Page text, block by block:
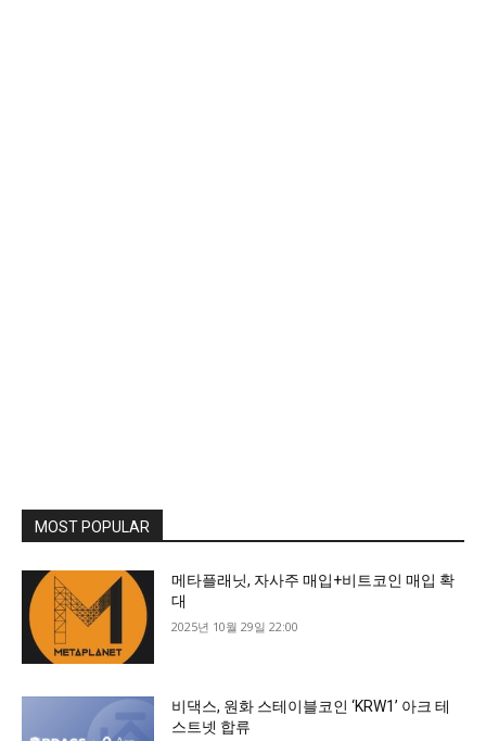
MOST POPULAR
메타플래닛, 자사주 매입+비트코인 매입 확
대
2025년 10월 29일 22:00
비댁스, 원화 스테이블코인 ‘KRW1’ 아크 테
스트넷 합류